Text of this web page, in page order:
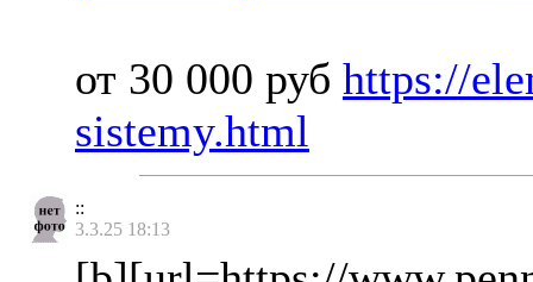
от 30 000 руб https://
sistemy.html
::
3.3.25 18:13